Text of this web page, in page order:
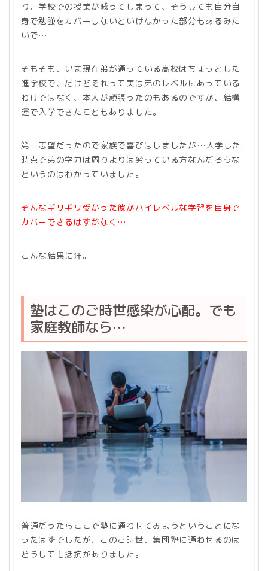
り、学校での授業が減ってしまって、そうしても自分自
身で勉強をカバーしないといけなかった部分もあるみた
いで…
そもそも、いま現在弟が通っている高校はちょっとした
進学校で、だけどそれって実は弟のレベルにあっている
わけではなく、本人が頑張ったのもあるのですが、結構
運で入学できたこともありました。
第一志望だったので家族で喜びはしましたが…入学した
時点で弟の学力は周りよりは劣っている方なんだろうな
というのはわかっていました。
そんなギリギリ受かった彼がハイレベルな学習を自身で
カバーできるはずがなく…
こんな結果に汗。
塾はこのご時世感染が心配。でも
家庭教師なら…
普通だったらここで塾に通わせてみようということにな
ったはずでしたが、このご時世、集団塾に通わせるのは
どうしても抵抗がありました。